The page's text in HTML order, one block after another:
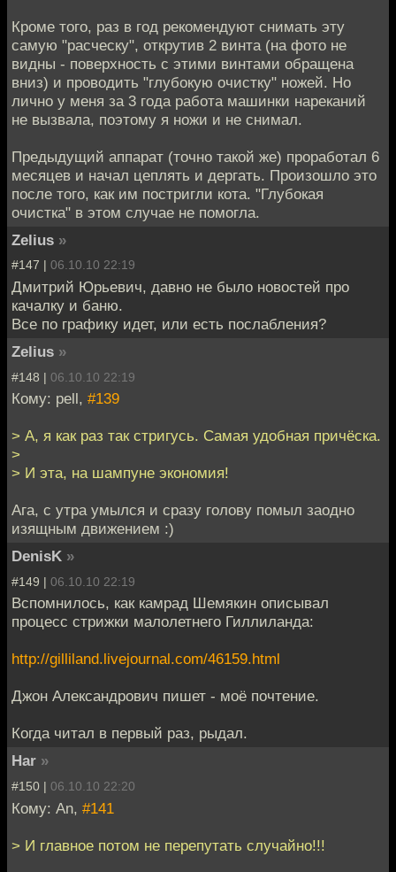
Кроме того, раз в год рекомендуют снимать эту
самую "расческу", открутив 2 винта (на фото не
видны - поверхность с этими винтами обращена
вниз) и проводить "глубокую очистку" ножей. Но
лично у меня за 3 года работа машинки нареканий
не вызвала, поэтому я ножи и не снимал.
Предыдущий аппарат (точно такой же) проработал 6
месяцев и начал цеплять и дергать. Произошло это
после того, как им постригли кота. "Глубокая
очистка" в этом случае не помогла.
Zelius »
#147 | 06.10.10 22:19
Дмитрий Юрьевич, давно не было новостей про
качалку и баню.
Все по графику идет, или есть послабления?
Zelius »
#148 | 06.10.10 22:19
Кому: pell, #139
> А, я как раз так стригусь. Самая удобная причёска.
>
> И эта, на шампуне экономия!
Ага, с утра умылся и сразу голову помыл заодно
изящным движением :)
DenisK »
#149 | 06.10.10 22:19
Вспомнилось, как камрад Шемякин описывал
процесс стрижки малолетнего Гиллиланда:
http://gilliland.livejournal.com/46159.html
Джон Александрович пишет - моё почтение.
Когда читал в первый раз, рыдал.
Har »
#150 | 06.10.10 22:20
Кому: An, #141
> И главное потом не перепутать случайно!!!